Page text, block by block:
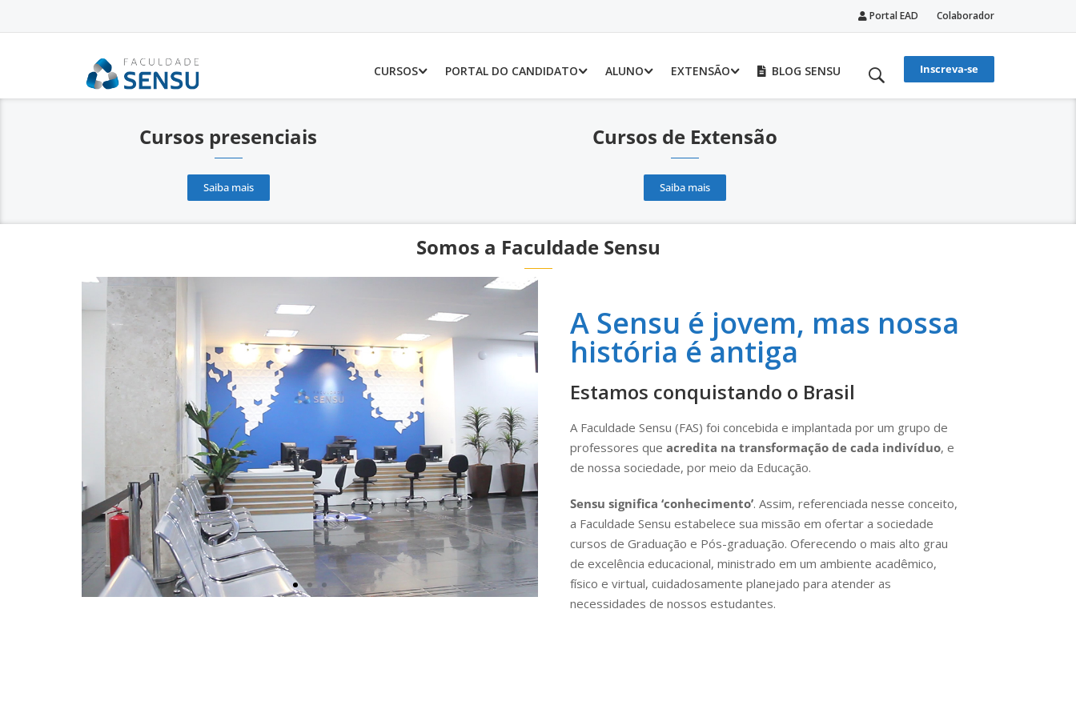
Portal EAD Colaborador
CURSOS PORTAL DO CANDIDATO ALUNO EXTENSÃO BLOG SENSU Inscreva-se
Cursos presenciais
Saiba mais
Cursos de Extensão
Saiba mais
Somos a Faculdade Sensu
A Sensu é jovem, mas nossa
história é antiga
Estamos conquistando o Brasil
A Faculdade Sensu (FAS) foi concebida e implantada por um grupo de
professores que acredita na transformação de cada indivíduo, e
de nossa sociedade, por meio da Educação.
Sensu significa ‘conhecimento’. Assim, referenciada nesse conceito,
a Faculdade Sensu estabelece sua missão em ofertar a sociedade
cursos de Graduação e Pós-graduação. Oferecendo o mais alto grau
de excelência educacional, ministrado em um ambiente acadêmico,
físico e virtual, cuidadosamente planejado para atender as
necessidades de nossos estudantes.